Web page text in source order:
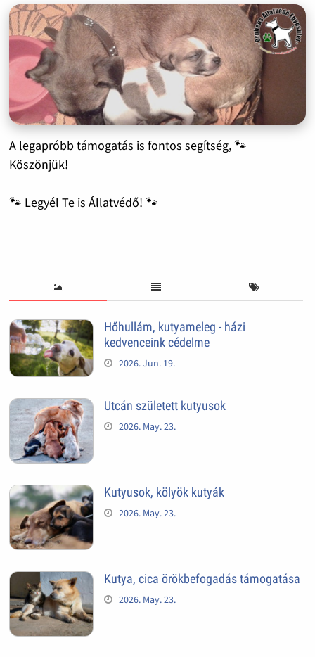
A legapróbb támogatás is fontos segítség, 🐾
Köszönjük!
🐾 Legyél Te is Állatvédő! 🐾
Hőhullám, kutyameleg - házi
kedvenceink cédelme
2026. Jun. 19.
Utcán született kutyusok
2026. May. 23.
Kutyusok, kölyök kutyák
2026. May. 23.
Kutya, cica örökbefogadás támogatása
2026. May. 23.